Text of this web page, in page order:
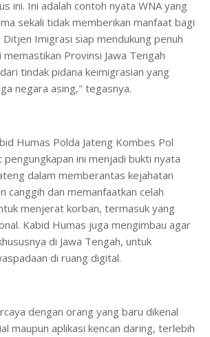
ini. Ini adalah contoh nyata WNA yang
sekali tidak memberikan manfaat bagi
Imigrasi siap mendukung penuh
memastikan Provinsi Jawa Tengah
tindak pidana keimigrasian yang
negara asing," tegasnya.
Humas Polda Jateng Kombes Pol
ini menjadi bukti nyata
dalam memberantas kejahatan
canggih dan memanfaatkan celah
menjerat korban, termasuk yang
Kabid Humas juga mengimbau agar
di Jawa Tengah, untuk
di ruang digital.
dengan orang yang baru dikenal
maupun aplikasi kencan daring, terlebih